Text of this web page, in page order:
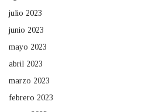
julio 2023
junio 2023
mayo 2023
abril 2023
marzo 2023
febrero 2023